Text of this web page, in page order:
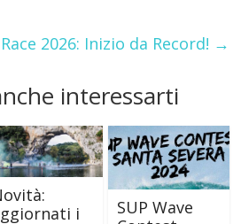
Race 2026: Inizio da Record! →
interessarti
i
SUP Wave